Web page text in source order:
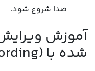
صدا شروع شود.
آموزش
شده با (Screen Recording) آیفون